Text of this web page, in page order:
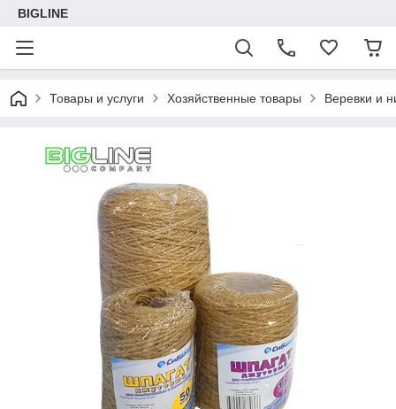
BIGLINE
Товары и услуги Хозяйственные товары Веревки и